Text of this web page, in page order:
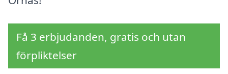
Få 3 erbjudanden, gratis och utan
förpliktelser